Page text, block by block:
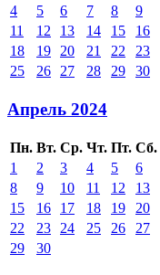
4
5 6 7 8 9
11
12 13 14 15 16
18
19 20 21 22 23
25
26 27 28 29 30
Апрель 2024
Пн. Вт. Ср. Чт. Пт. Сб.
1
2 3 4 5 6
8
9 10 11 12 13
15
16 17 18 19 20
22
23 24 25 26 27
29
30